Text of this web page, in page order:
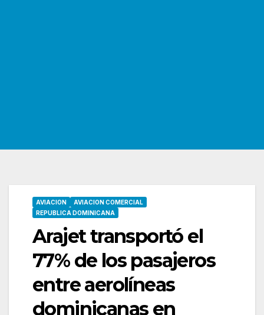
AVIACION
AVIACION COMERCIAL
REPUBLICA DOMINICANA
Arajet transportó el
77% de los pasajeros
entre aerolíneas
dominicanas en